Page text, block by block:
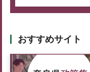
おすすめサイト